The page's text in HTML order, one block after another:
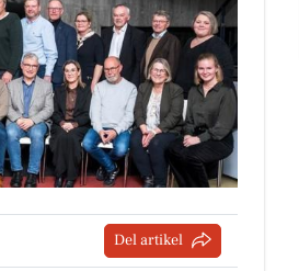
Del artikel